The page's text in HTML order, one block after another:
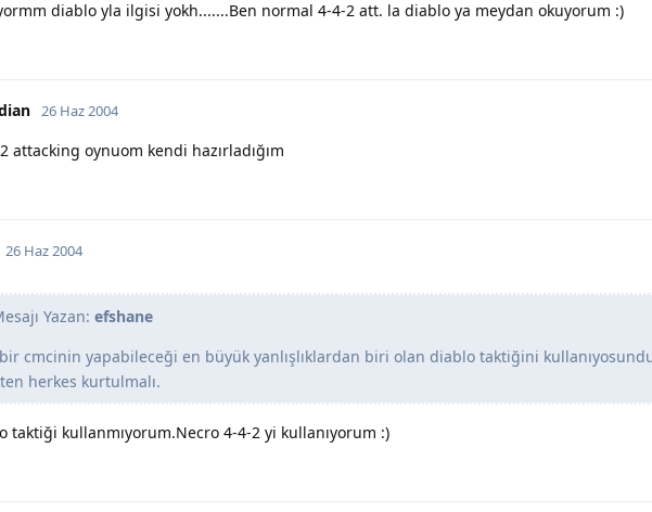
diablo yla ilgisi yokh.......Ben normal 4-4-2 att. la diablo ya meydan okuyorum :)
26 Haz 2004
attacking oynuom kendi hazırladığım
26 Haz 2004
Yazan: efshane
cmcinin yapabileceği en büyük yanlışlıklardan biri olan diablo taktiğini
herkes kurtulmalı.
taktiği kullanmıyorum.Necro 4-4-2 yi kullanıyorum :)